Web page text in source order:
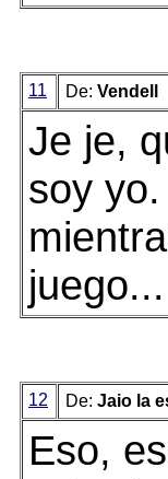
11 De: Vendell
Je je,
soy
juego...
12 De: Jaio la
Eso,